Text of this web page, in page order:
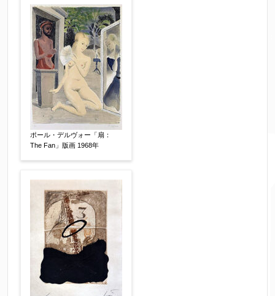
ポール・デルヴォー「扇：
The Fan」版画 1968年